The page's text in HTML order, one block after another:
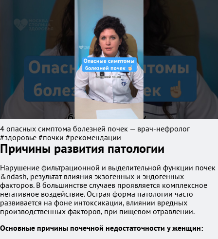
4 опасных симптома болезней почек — врач-нефролог
#здоровье #почки #рекомендации
Причины развития патологии
Нарушение фильтрационной и выделительной функции почек
&ndash, результат влияния экзогенных и эндогенных
факторов. В большинстве случаев проявляется комплексное
негативное воздействие. Острая форма патологии часто
развивается на фоне интоксикации, влиянии вредных
производственных факторов, при пищевом отравлении.
Основные причины почечной недостаточности у женщин: